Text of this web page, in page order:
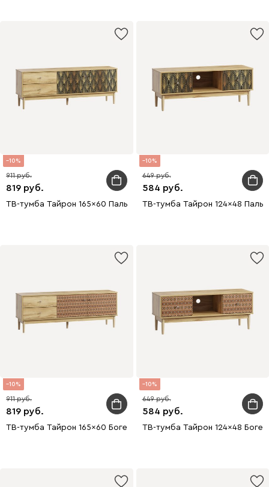
10
819
911
ТВ-тумба Тайрон 165x60 Пальма
10
584
649
ТВ-тумба Тайрон 124x48
10
819
911
ТВ-тумба Тайрон 165x60 Богема
10
584
649
ТВ-тумба Тайрон 124x48